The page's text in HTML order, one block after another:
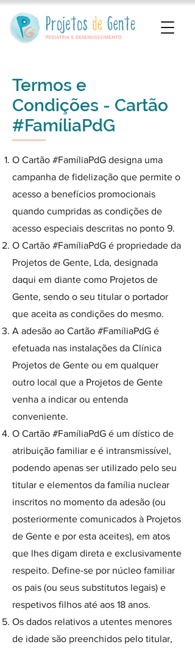
Termos e
Condições - Cartão
#FamíliaPdG
O Cartão #FamíliaPdG designa uma
campanha de fidelização que permite o
acesso a benefícios promocionais
quando cumpridas as condições de
acesso especiais descritas no ponto 9.
O Cartão #FamíliaPdG é propriedade da
Projetos de Gente, Lda, designada
daqui em diante como Projetos de
Gente, sendo o seu titular o portador
que aceita as condições do mesmo.
A adesão ao Cartão #FamíliaPdG é
efetuada nas instalações da Clínica
Projetos de Gente ou em qualquer
outro local que a Projetos de Gente
venha a indicar ou entenda
conveniente.
O Cartão #FamíliaPdG é um dístico de
atribuição familiar e é intransmissível,
podendo apenas ser utilizado pelo seu
titular e elementos da família nuclear
inscritos no momento da adesão (ou
posteriormente comunicados à Projetos
de Gente e por esta aceites), em atos
que lhes digam direta e exclusivamente
respeito. Define-se por núcleo familiar
os pais (ou seus substitutos legais) e
respetivos filhos até aos 18 anos.
Os dados relativos a utentes menores
de idade são preenchidos pelo titular,